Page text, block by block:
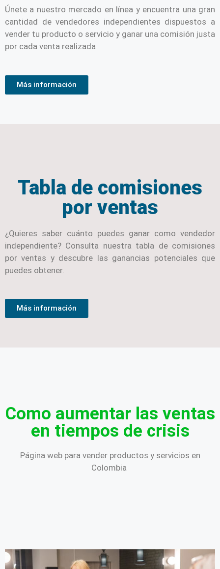
Únete a nuestro mercado en línea y encuentra una gran
cantidad de vendedores independientes dispuestos a
vender tu producto o servicio y ganar una comisión justa
por cada venta realizada
Más información
Tabla de comisiones
por ventas
¿Quieres saber cuánto puedes ganar como vendedor
independiente? Consulta nuestra tabla de comisiones
por ventas y descubre las ganancias potenciales que
puedes obtener.
Más información
Como aumentar las ventas
en tiempos de crisis
Página web para vender productos y servicios en
Colombia